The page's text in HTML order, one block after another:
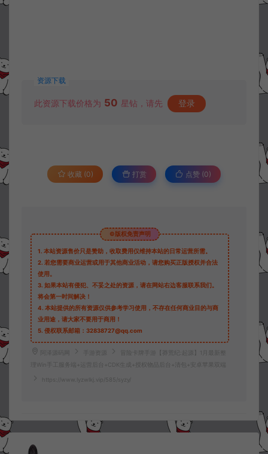
资源下载
此资源下载价格为 50 星钻，请先 登录
收藏 (0) 打赏 点赞 (0)
©版权免责声明
1. 本站资源售价只是赞助，收取费用仅维持本站的日常运营所需。
2. 若您需要商业运营或用于其他商业活动，请您购买正版授权并合法
使用。
3. 如果本站有侵犯、不妥之处的资源，请在网站右边客服联系我们。
将会第一时间解决！
4. 本站提供的所有资源仅供参考学习使用，不存在任何商业目的与商
业用途，请大家不要用于商用！
5. 侵权联系邮箱：32838727@qq.com
阿泽源码网 手游资源
冒险卡牌手游【莽荒纪:起源】1月最新整
理Win手工服务端+运营后台+CDK生成+授权物品后台+清包+安卓苹果双端
https://www.lyzwlkj.vip/585/syzy/